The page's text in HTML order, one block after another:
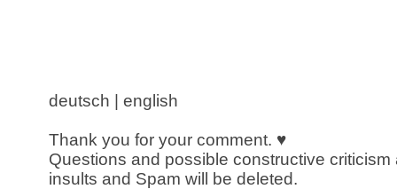
deutsch | english
Thank you for your comment. ♥
Questions and possible constructive criticism
insults and Spam will be deleted.